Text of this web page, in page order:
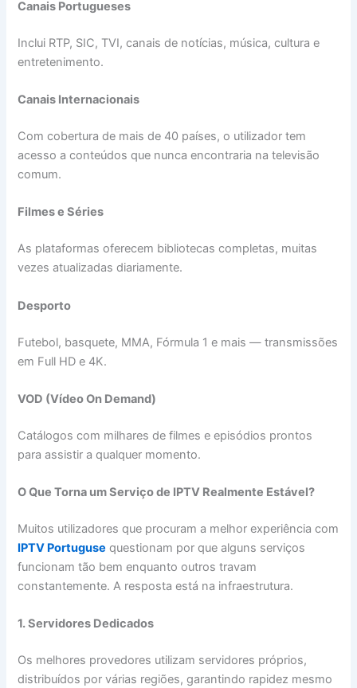
Canais Portugueses
Inclui RTP, SIC, TVI, canais de notícias, música, cultura e
entretenimento.
Canais Internacionais
Com cobertura de mais de 40 países, o utilizador tem
acesso a conteúdos que nunca encontraria na televisão
comum.
Filmes e Séries
As plataformas oferecem bibliotecas completas, muitas
vezes atualizadas diariamente.
Desporto
Futebol, basquete, MMA, Fórmula 1 e mais — transmissões
em Full HD e 4K.
VOD (Vídeo On Demand)
Catálogos com milhares de filmes e episódios prontos
para assistir a qualquer momento.
O Que Torna um Serviço de IPTV Realmente Estável?
Muitos utilizadores que procuram a melhor experiência com
IPTV Portuguse questionam por que alguns serviços
funcionam tão bem enquanto outros travam
constantemente. A resposta está na infraestrutura.
1. Servidores Dedicados
Os melhores provedores utilizam servidores próprios,
distribuídos por várias regiões, garantindo rapidez mesmo